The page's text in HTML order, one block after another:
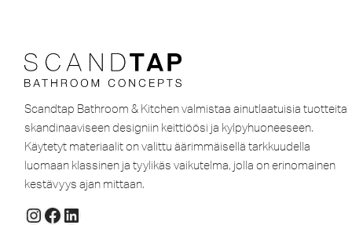
Scandtap Bathroom & Kitchen valmistaa ainutlaatuisia tuotteita
skandinaaviseen designiin keittiöösi ja kylpyhuoneeseen.
Käytetyt materiaalit on valittu äärimmäisellä tarkkuudella
luomaan klassinen ja tyylikäs vaikutelma, jolla on erinomainen
kestävyys ajan mittaan.